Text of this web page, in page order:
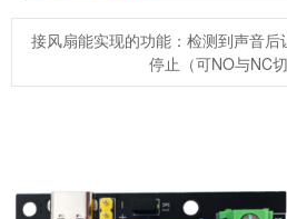
接风扇能实现的功能：检测到声音
停止（可NO与NC切